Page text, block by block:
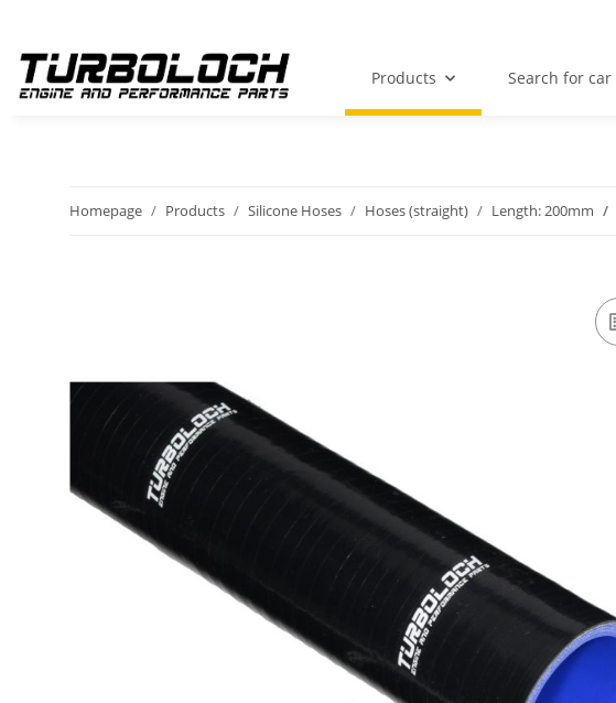
Products Search for car
Homepage Products Silicone Hoses Hoses (straight) Length: 200mm